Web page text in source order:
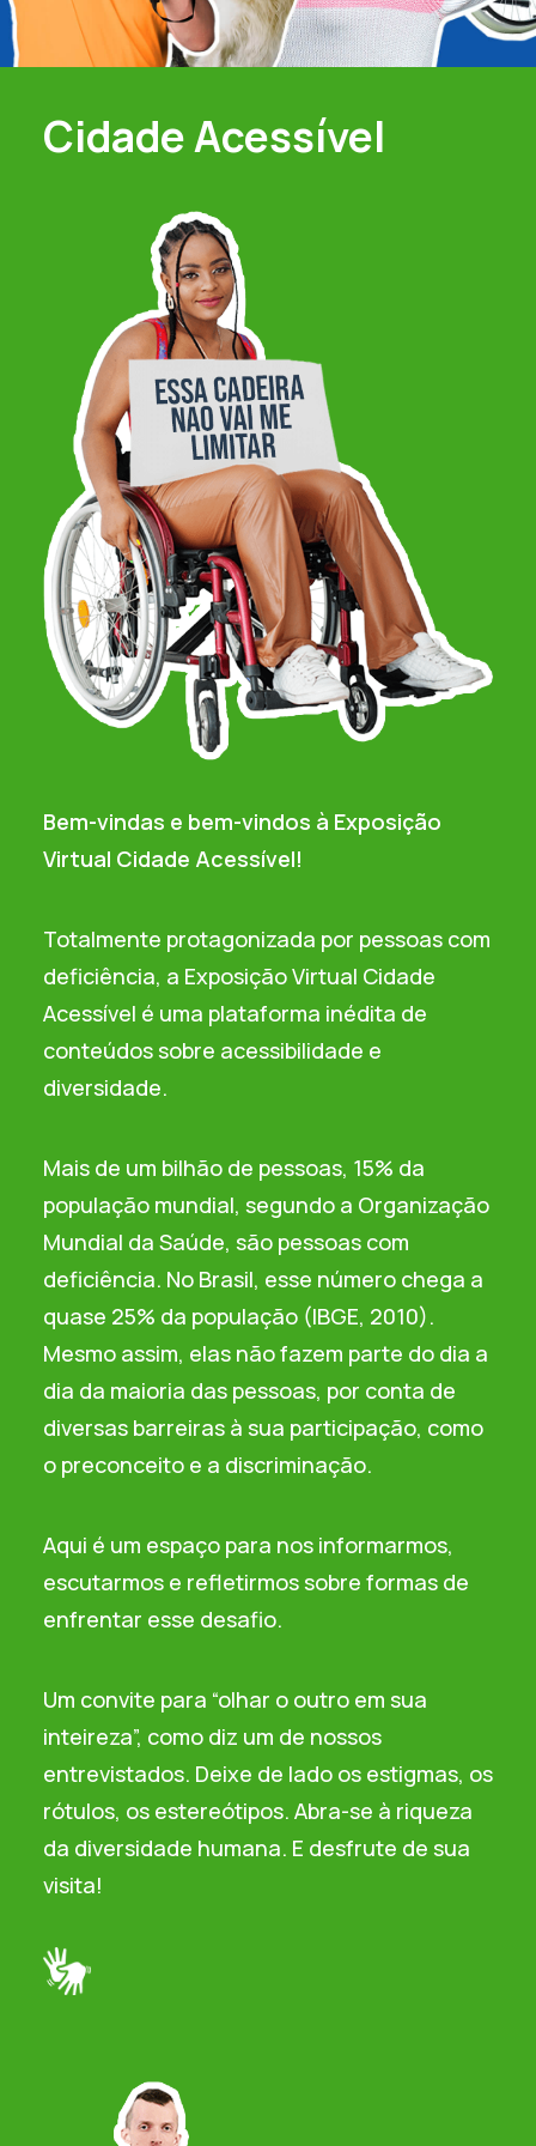
CidadeAcessível
Bem-vindas e bem-vindos à Exposição
Virtual Cidade Acessível!
Totalmente protagonizada por pessoas com
deficiência, a Exposição Virtual Cidade
Acessível é uma plataforma inédita de
conteúdos sobre acessibilidade e
diversidade.
Mais de um bilhão de pessoas, 15% da
população mundial, segundo a Organização
Mundial da Saúde, são pessoas com
deficiência. No Brasil, esse número chega a
quase 25% da população (IBGE, 2010).
Mesmo assim, elas não fazem parte do dia a
dia da maioria das pessoas, por conta de
diversas barreiras à sua participação, como
o preconceito e a discriminação.
Aqui é um espaço para nos informarmos,
escutarmos e refletirmos sobre formas de
enfrentar esse desafio.
Um convite para “olhar o outro em sua
inteireza”, como diz um de nossos
entrevistados. Deixe de lado os estigmas, os
rótulos, os estereótipos. Abra-se à riqueza
da diversidade humana. E desfrute de sua
visita!